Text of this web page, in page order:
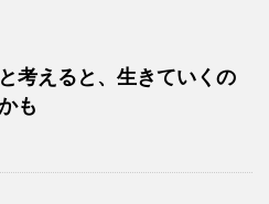
と考えると、生きていくの
も